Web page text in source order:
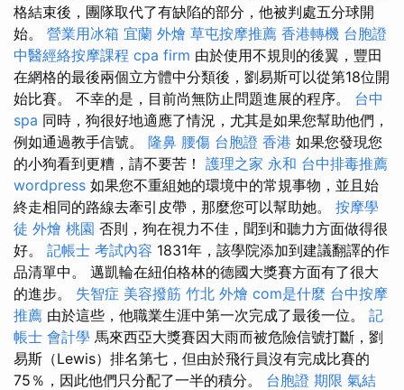
格結束後，團隊取代了有缺陷的部分，他被判處五分球開
始。 營業用冰箱 宜蘭 外燴 草屯按摩推薦 香港轉機 台胞證
中醫經絡按摩課程 cpa firm 由於使用不規則的後翼，豐田
在網格的最後兩個立方體中分類後，劉易斯可以從第18位開
始比賽。 不幸的是，目前尚無防止問題進展的程序。 台中
spa 同時，狗很好地適應了情況，尤其是如果您幫助他們，
例如通過教手信號。 隆鼻 腰傷 台胞證 香港 如果您發現您
的小狗看到更糟，請不要苦！ 護理之家 永和 台中排毒推薦
wordpress 如果您不重組她的環境中的常規事物，並且始
終走相同的路線去牽引皮帶，那麼您可以幫助她。 按摩學
徒 外燴 桃園 否則，狗在視力不佳，聞到和聽力方面做得很
好。 記帳士 考試內容 1831年，該學院添加到建議翻譯的作
品清單中。 邁凱輪在紐伯格林的德國大獎賽方面有了很大
的進步。 失智症 美容撥筋 竹北 外燴 com是什麼 台中按摩
推薦 由於這些，他職業生涯中第一次完成了最後一位。 記
帳士 會計學 馬來西亞大獎賽因大雨而被危險信號打斷，劉
易斯（Lewis）排名第七，但由於飛行員沒有完成比賽的
75％，因此他們只分配了一半的積分。 台胞證 期限 氣結